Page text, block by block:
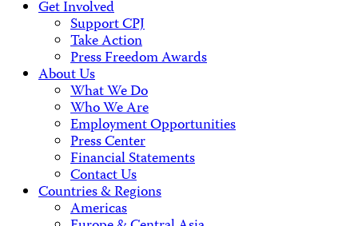
Get Involved
Support CPJ
Take Action
Press Freedom Awards
About Us
What We Do
Who We Are
Employment Opportunities
Press Center
Financial Statements
Contact Us
Countries & Regions
Americas